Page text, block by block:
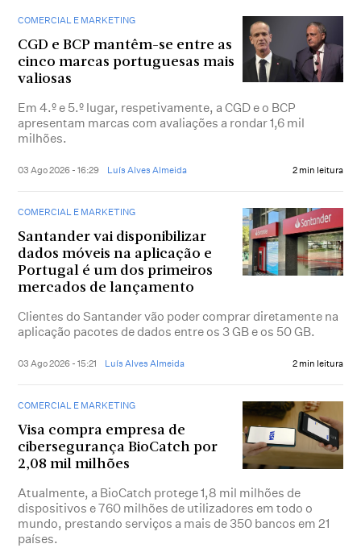
COMERCIAL E MARKETING
CGD e BCP mantêm-se entre as
cinco marcas portuguesas mais
valiosas
Em 4.º e 5.º lugar, respetivamente, a CGD e o BCP
apresentam marcas com avaliações a rondar 1,6 mil
milhões.
03 Ago 2026 - 16:29 Luís Alves Almeida 2 min leitura
COMERCIAL E MARKETING
Santander vai disponibilizar
dados móveis na aplicação e
Portugal é um dos primeiros
mercados de lançamento
Clientes do Santander vão poder comprar diretamente na
aplicação pacotes de dados entre os 3 GB e os 50 GB.
03 Ago 2026 - 15:21 Luís Alves Almeida 2 min leitura
COMERCIAL E MARKETING
Visa compra empresa de
cibersegurança BioCatch por
2,08 mil milhões
Atualmente, a BioCatch protege 1,8 mil milhões de
dispositivos e 760 milhões de utilizadores em todo o
mundo, prestando serviços a mais de 350 bancos em 21
países.